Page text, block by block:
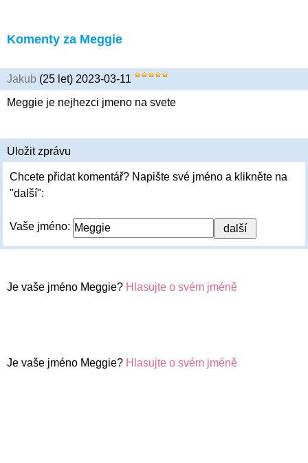
Komenty za Meggie
Jakub (25 let) 2023-03-11
Meggie je nejhezci jmeno na svete
Uložit zprávu
Chcete přidat komentář? Napište své jméno a klikněte na
"další":
Vaše jméno:
Je vaše jméno Meggie? Hlasujte o svém jméně
Je vaše jméno Meggie? Hlasujte o svém jméně